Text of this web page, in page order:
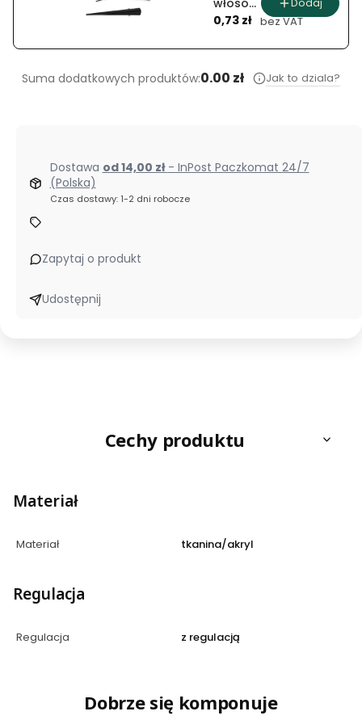
włosów
(12 szt.)
Cena
0,73 zł bez VAT
Suma dodatkowych produktów:0.00 zł Jak to dziala?
Dostawa od 14,00 zł - InPost Paczkomat 24/7
(Polska)
Czas dostawy: 1-2 dni robocze
Zapytaj o produkt
Udostępnij
Cechy produktu
Materiał
Materiał tkanina/akryl
Regulacja
Regulacja z regulacją
Dobrze się komponuje